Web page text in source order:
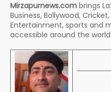
Mirzapurnews.com brings
Business, Bollywood,
Entertainment, sports and
accessible around the world.